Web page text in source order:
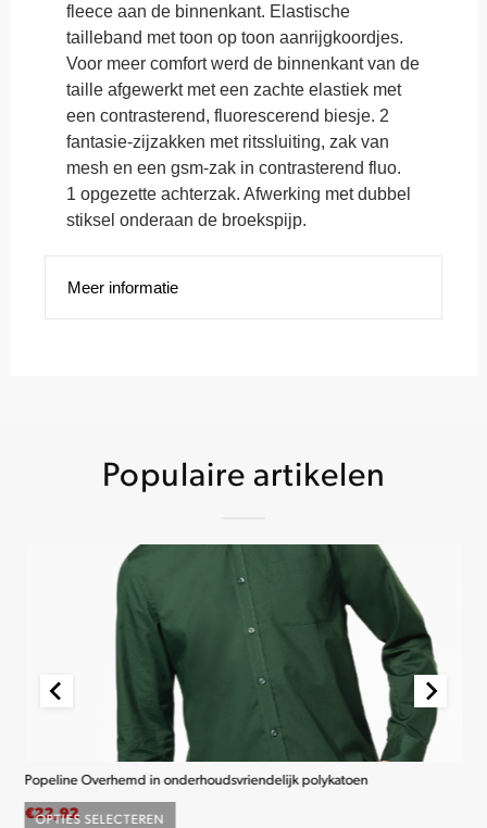
fleece aan de binnenkant. Elastische
tailleband met toon op toon aanrijgkoordjes.
Voor meer comfort werd de binnenkant van de
taille afgewerkt met een zachte elastiek met
een contrasterend, fluorescerend biesje. 2
fantasie-zijzakken met ritssluiting, zak van
mesh en een gsm-zak in contrasterend fluo.
1 opgezette achterzak. Afwerking met dubbel
stiksel onderaan de broekspijp.
Meer informatie
Populaire artikelen
OPTIES SELECTEREN
Popeline Overhemd in onderhoudsvriendelijk polykatoen
€22,92